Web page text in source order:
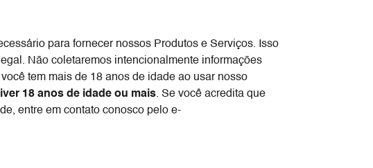
para fornecer nossos Produtos e Serviços. Isso
Não coletaremos intencionalmente informações
tem mais de 18 anos de idade ao usar nosso
18 anos de idade ou mais. Se você acredita que
entre em contato conosco pelo e-